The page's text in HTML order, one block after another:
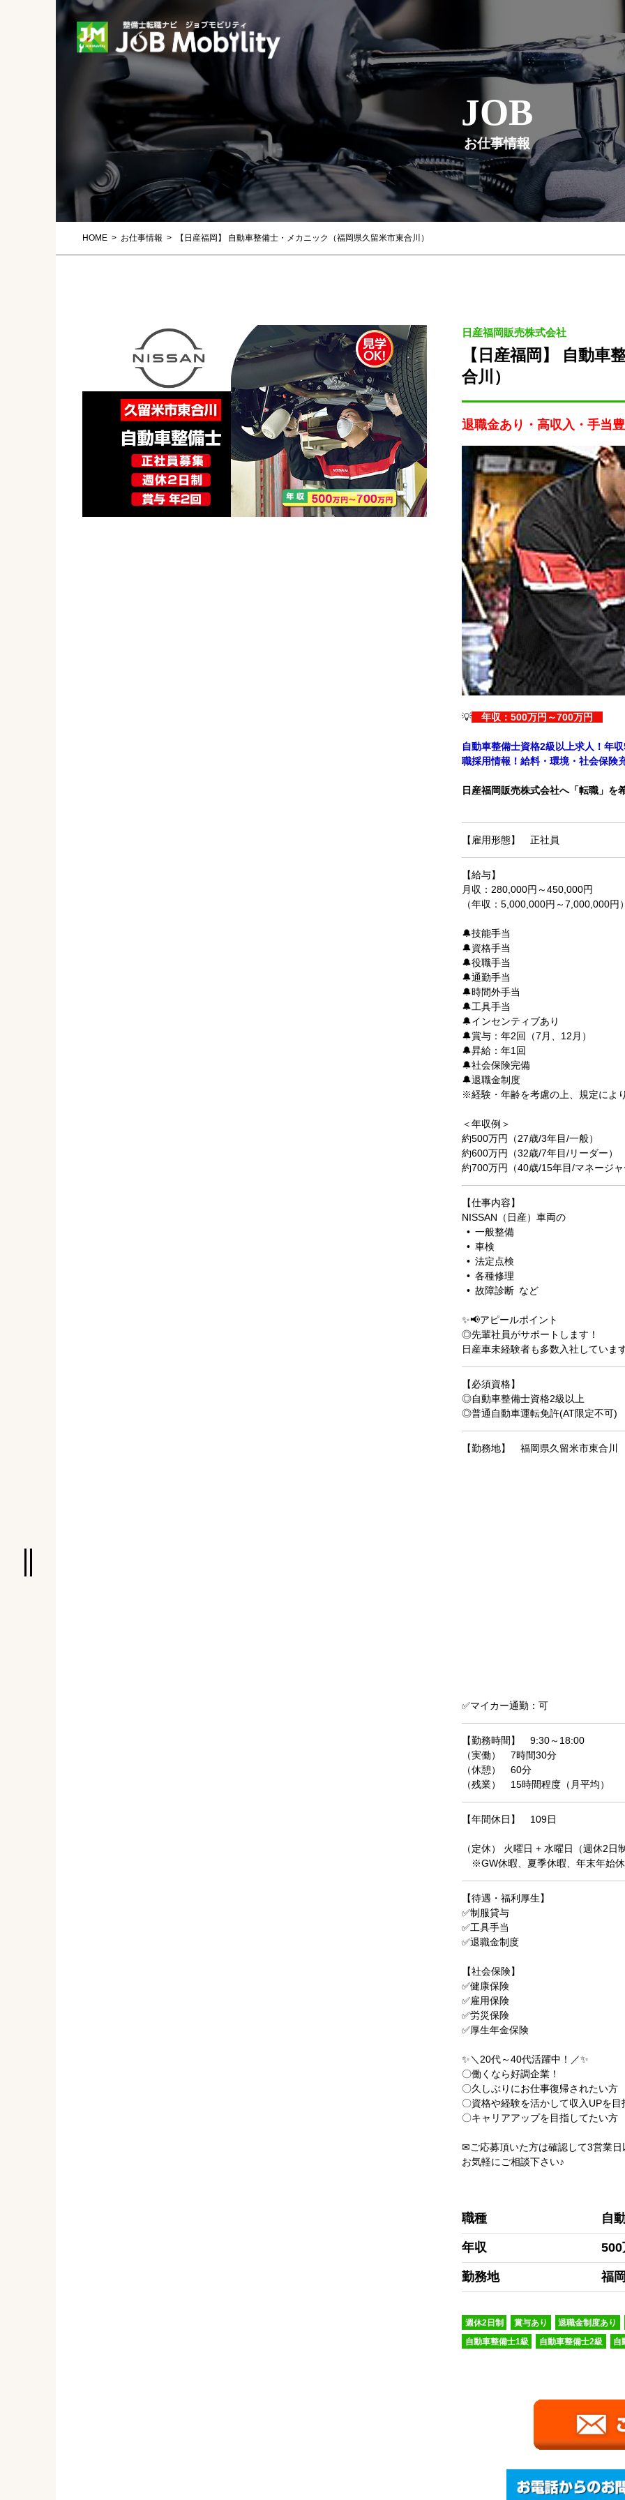
JOB
お仕事情報
HOME お仕事情報 【日産福岡】 自動車整備士・メカニック（福岡県久留米市東合川）
日産福岡販売株式会社
【日産福岡】 自動車
合川）
退職金あり・高収入・手当
💡 年収：500万円～700万円
自動車整備士資格2級以上求人！年
職採用情報！給料・環境・社会保険
日産福岡販売株式会社へ「転職」を
【雇用形態】 正社員
【給与】
月収：280,000円～450,000円
（年収：5,000,000円～7,000,000円）
🔔技能手当
🔔資格手当
🔔役職手当
🔔通勤手当
🔔時間外手当
🔔工具手当
🔔インセンティブあり
🔔賞与：年2回（7月、12月）
🔔昇給：年1回
🔔社会保険完備
🔔退職金制度
※経験・年齢を考慮の上、規定によ
＜年収例＞
約500万円（27歳/3年目/一般）
約600万円（32歳/7年目/リーダー）
約700万円（40歳/15年目/マネージャ
【仕事内容】
NISSAN（日産）車両の
• 一般整備
• 車検
• 法定点検
• 各種修理
• 故障診断 など
✨📢アピールポイント
◎先輩社員がサポートします！
日産車未経験者も多数入社していま
【必須資格】
◎自動車整備士資格2級以上
◎普通自動車運転免許(AT限定不可)
【勤務地】 福岡県久留米市東合川
✅マイカー通勤：可
【勤務時間】 9:30～18:00
（実働） 7時間30分
（休憩） 60分
（残業） 15時間程度（月平均）
【年間休日】 109日
（定休） 火曜日 + 水曜日（週休2日制
※GW休暇、夏季休暇、年末年始
【待遇・福利厚生】
✅制服貸与
✅工具手当
✅退職金制度
【社会保険】
✅健康保険
✅雇用保険
✅労災保険
✅厚生年金保険
✨＼20代～40代活躍中！／✨
〇働くなら好調企業！
〇久しぶりにお仕事復帰されたい方
〇資格や経験を活かして収入UPを目
〇キャリアアップを目指してたい方
✉ご応募頂いた方は確認して3営業日
お気軽にご相談下さい♪
職種 自
年収 500
勤務地 福
週休2日制 賞与あり 退職金制度あり
自動車整備士1級
自動車整備士2級 自